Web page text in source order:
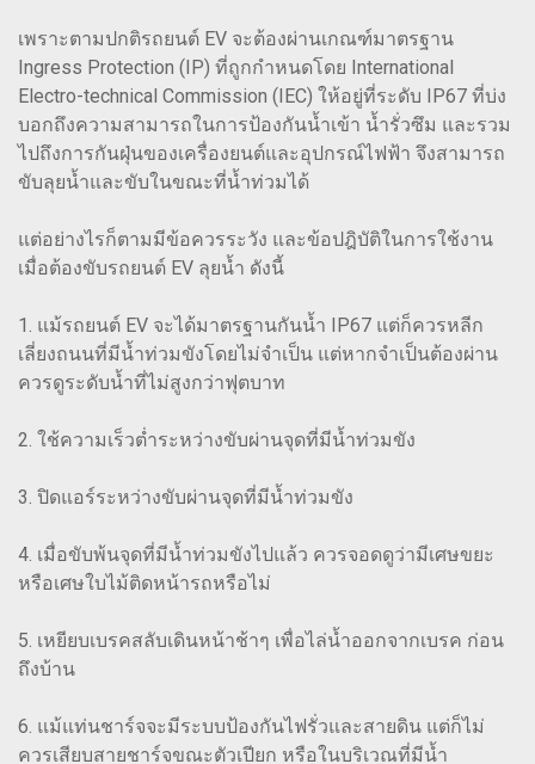
เพราะตามปกติรถยนต์ EV จะต้องผ่านเกณฑ์มาตรฐาน
Ingress Protection (IP) ที่ถูกกำหนดโดย International
Electro-technical Commission (IEC) ให้อยู่ที่ระดับ IP67 ที่บ่ง
บอกถึงความสามารถในการป้องกันน้ำเข้า น้ำรั่วซึม และรวม
ไปถึงการกันฝุ่นของเครื่องยนต์และอุปกรณ์ไฟฟ้า จึงสามารถ
ขับลุยน้ำและขับในขณะที่น้ำท่วมได้
แต่อย่างไรก็ตามมีข้อควรระวัง และข้อปฎิบัติในการใช้งาน
เมื่อต้องขับรถยนต์ EV ลุยน้ำ ดังนี้
1. แม้รถยนต์ EV จะได้มาตรฐานกันน้ำ IP67 แต่ก็ควรหลีก
เลี่ยงถนนที่มีน้ำท่วมขังโดยไม่จำเป็น แต่หากจำเป็นต้องผ่าน
ควรดูระดับน้ำที่ไม่สูงกว่าฟุตบาท
2. ใช้ความเร็วต่ำระหว่างขับผ่านจุดที่มีน้ำท่วมขัง
3. ปิดแอร์ระหว่างขับผ่านจุดที่มีน้ำท่วมขัง
4. เมื่อขับพ้นจุดที่มีน้ำท่วมขังไปแล้ว ควรจอดดูว่ามีเศษขยะ
หรือเศษใบไม้ติดหน้ารถหรือไม่
5. เหยียบเบรคสลับเดินหน้าช้าๆ เพื่อไล่น้ำออกจากเบรค ก่อน
ถึงบ้าน
6. แม้แท่นชาร์จจะมีระบบป้องกันไฟรั่วและสายดิน แต่ก็ไม่
ควรเสียบสายชาร์จขณะตัวเปียก หรือในบริเวณที่มีน้ำ